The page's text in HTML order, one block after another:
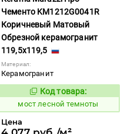
Чементо KM1212G0041R
Коричневый Матовый
Обрезной керамогранит
119,5x119,5
Материал:
Керамогранит
1021477
Код товара:
мост лесной темноты
Цена